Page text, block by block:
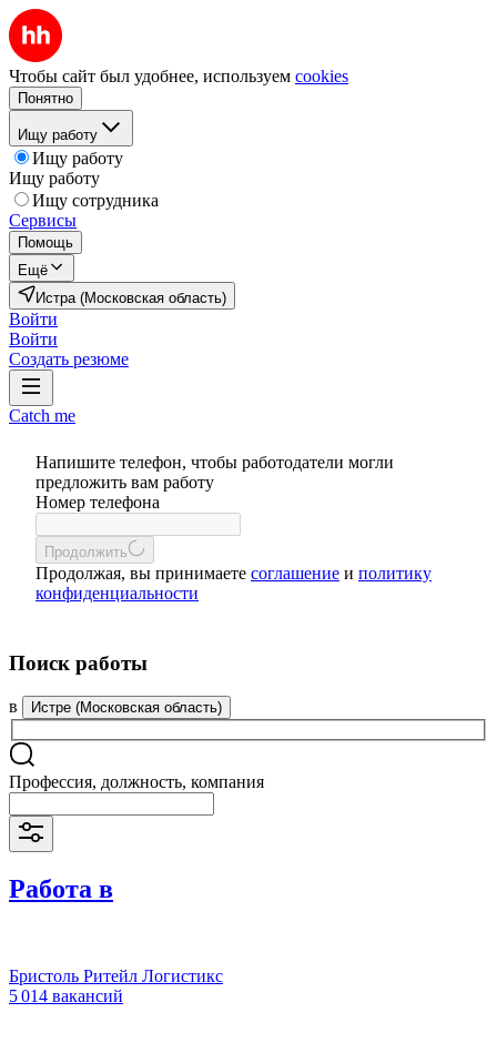
Чтобы сайт был удобнее, используем cookies
Понятно
Ищу работу
Ищу работу
Ищу работу
Ищу сотрудника
Сервисы
Помощь
Ещё
Истра (Московская область)
Войти
Войти
Создать резюме
Catch me
Напишите телефон, чтобы работодатели могли
предложить вам работу
Номер телефона
Продолжить
Продолжая, вы принимаете соглашение и политику
конфиденциальности
Поиск работы
в Истре (Московская область)
Профессия, должность, компания
Работа в
Бристоль Ритейл Логистикс
5 014 вакансий